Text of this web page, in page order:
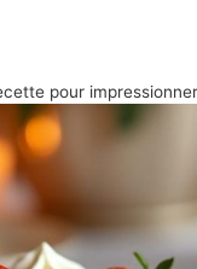
pour